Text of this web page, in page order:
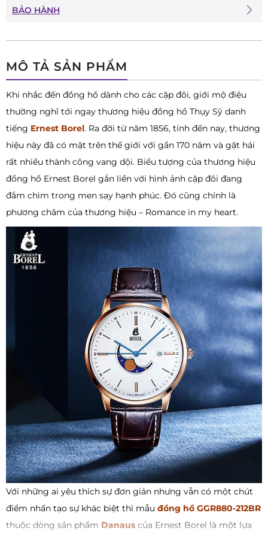
MÔ TẢ SẢN PHẨM
Khi nhắc đến đồng hồ dành cho các cặp đôi, giới mộ điệu
thường nghĩ tới ngay thương hiệu đồng hồ Thụy Sỹ danh
tiếng Ernest Borel. Ra đời từ năm 1856, tính đến nay, thương
hiệu này đã có mặt trên thế giới với gần 170 năm và gặt hái
rất nhiều thành công vang dội. Biểu tượng của thương hiệu
đồng hồ Ernest Borel gắn liền với hình ảnh cặp đôi đang
đắm chìm trong men say hạnh phúc. Đó cũng chính là
phương châm của thương hiệu – Romance in my heart.
Với những ai yêu thích sự đơn giản nhưng vẫn có một chút
điểm nhấn tạo sự khác biệt thì mẫu đồng hồ GGR880-212BR
thuộc dòng sản phẩm Danaus của Ernest Borel là một lựa
BẢO HÀNH